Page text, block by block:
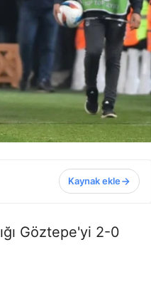
Kaynak ekle
Göztepe'yi 2-0